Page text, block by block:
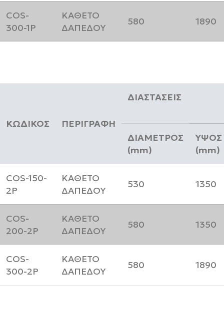
COS-
300-1P
ΚΑΘΕΤΟ
ΔΑΠΕΔΟΥ
580 1890
ΚΩΔΙΚΟΣ ΠΕΡΙΓΡΑΦΗ
ΔΙΑΣΤΑΣΕΙΣ
ΔΙΑΜΕΤΡΟΣ
(mm)
ΥΨΟΣ
(mm)
COS-150-
2P
ΚΑΘΕΤΟ
ΔΑΠΕΔΟΥ
530 1350
COS-
200-2P
ΚΑΘΕΤΟ
ΔΑΠΕΔΟΥ
580 1350
COS-
300-2P
ΚΑΘΕΤΟ
ΔΑΠΕΔΟΥ
580 1890